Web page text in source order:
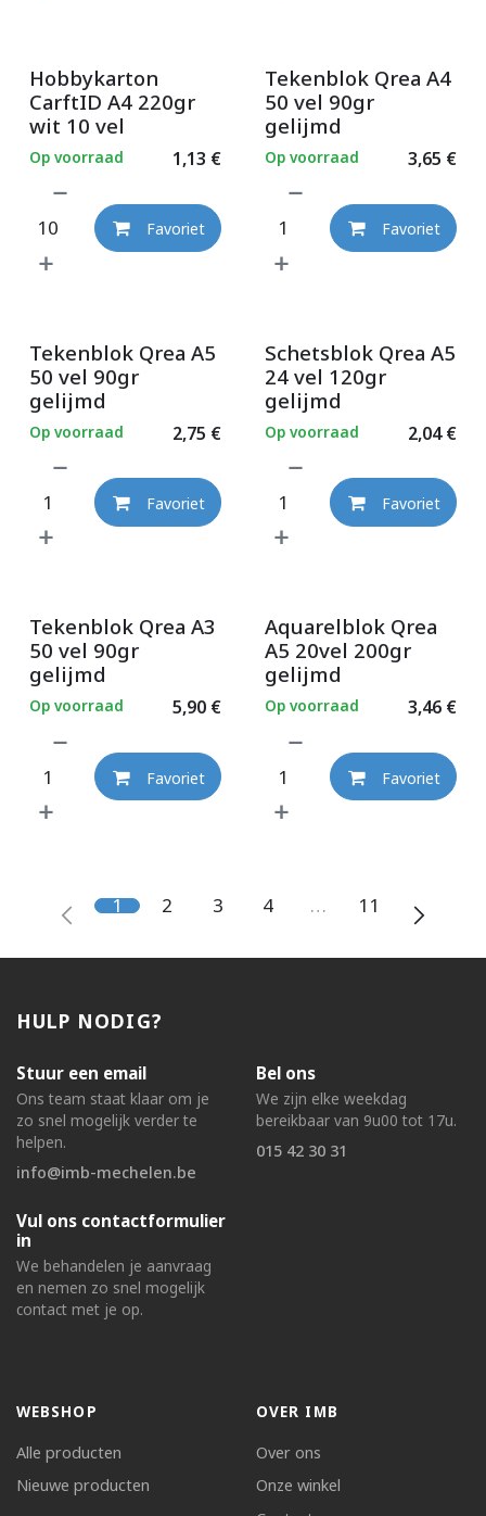
Hobbykarton
CarftID A4 220gr
wit 10 vel
1,13 €
Op voorraad
Favoriet
Tekenblok Qrea A4
50 vel 90gr
gelijmd
3,65 €
Op voorraad
Favoriet
Tekenblok Qrea A5
50 vel 90gr
gelijmd
2,75 €
Op voorraad
Favoriet
Schetsblok Qrea A5
24 vel 120gr
gelijmd
2,04€
Op voorraad
Favoriet
Tekenblok Qrea A3
50 vel 90gr
gelijmd
5,90€
Op voorraad
Favoriet
Aquarelblok Qrea
A5 20vel 200gr
gelijmd
3,46€
Op voorraad
Favoriet
1 2 3 4 … 11
HULP NODIG?
Stuur een email
Ons team staat klaar om je
zo snel mogelijk verder te
helpen.
info@imb-mechelen.be
Bel ons
We zijn elke weekdag
bereikbaar van 9u00 tot 17u.
015 42 30 31
Vul ons contactformulier
in
We behandelen je aanvraag
en nemen zo snel mogelijk
contact met je op.
WEBSHOP
Alle producten
Nieuwe producten
OVER IMB
Over ons
Onze winkel